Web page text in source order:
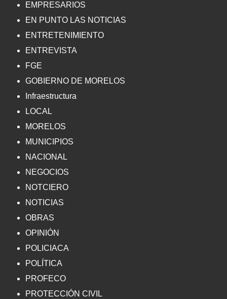
EMPRESARIOS
EN PUNTO LAS NOTICIAS
ENTRETENIMIENTO
ENTREVISTA
FGE
GOBIERNO DE MORELOS
Infraestructura
LOCAL
MORELOS
MUNICIPIOS
NACIONAL
NEGOCIOS
NOTCIERO
NOTICIAS
OBRAS
OPINIÓN
POLICIACA
POLÍTICA
PROFECO
PROTECCIÓN CIVIL